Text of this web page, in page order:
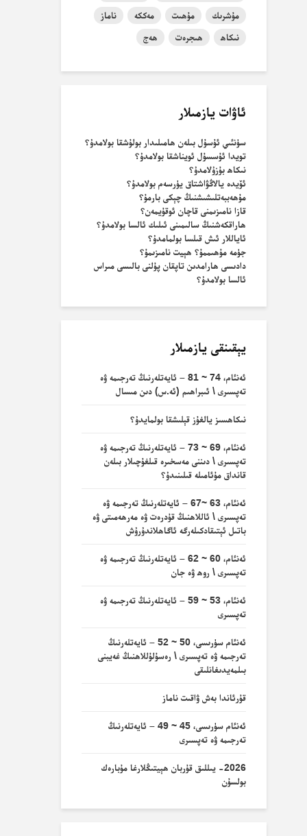
مۇشرىك مۇھىت مەككە
ناماز
نىكاھ
ھىجرەت ھەج
ئاۋات يازمىلار
سۈنئىي ئۇسۇل بىلەن ھامىلىدار بولۇشقا بولامدۇ؟
تويدا ئۇسسۇل ئويناشقا بولامدۇ؟
نىكاھ بۇزۇلامدۇ؟
ئۆيدە يالاڭۋاشتاق يۈرسەم بولامدۇ؟
مۇھەببەتلىشىشنىڭ چېكى بارمۇ؟
قازا نامىزىمنى قاچان ئوقۇيمەن؟
ھاراقكەشنىڭ سالىمىنى ئىلىك ئالسا بولامدۇ؟
ئاياللار ئىش قىلسا بولمامدۇ؟
جۈمە مۇھىممۇ؟ ھېيت نامىزىمۇ؟
دادىسى ھارامدىن تاپقان پۇلنى بالىسى مىراس
ئالسا بولامدۇ؟
يېقىنقى يازمىلار
ئەنئام، 74 ~ 81 – ئايەتلەرنىڭ تەرجىمە ۋە
تەپسىرى \ ئىبراھىم (ئە.س) دىن مىسال
نىكاھسىز يالغۇز قېلىشقا بولمايدۇ؟
ئەنئام، 69 ~ 73 – ئايەتلەرنىڭ تەرجىمە ۋە
تەپسىرى \ دىننى مەسخىرە قىلغۇچىلار بىلەن
قانداق مۇئامىلە قىلىنىدۇ؟
ئەنئام، 63 ~67 – ئايەتلەرنىڭ تەرجىمە ۋە
تەپسىرى \ ئاللاھنىڭ قۇدرەت ۋە مەرھەمىتى ۋە
باتىل ئېتىقادكىلەرگە ئاگاھلاندۇرۇش
ئەنئام، 60 ~ 62 – ئايەتلەرنىڭ تەرجىمە ۋە
تەپسىرى \ روھ ۋە جان
ئەنئام، 53 ~ 59 – ئايەتلەرنىڭ تەرجىمە ۋە
تەپسىرى
ئەنئام سۈرىسى، 50 ~ 52 – ئايەتلەرنىڭ
تەرجىمە ۋە تەپسىرى \ رەسۇلۇللاھنىڭ غەيبنى
بىلمەيدىغانلىقى
قۇرئاندا بەش ۋاقىت ناماز
ئەنئام سۈرىسى، 45 ~ 49 – ئايەتلەرنىڭ
تەرجىمە ۋە تەپسىرى
2026- يىللىق قۇربان ھېيتىڭلارغا مۇبارەك
بولسۇن